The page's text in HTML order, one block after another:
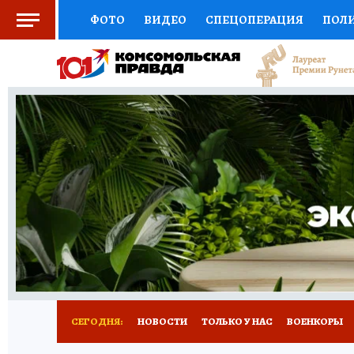
ФОТО ВИДЕО СПЕЦОПЕРАЦИЯ
СОЦПОДДЕРЖКА НАУКА СПОРТ
ВЫБОР ЭКСПЕРТОВ ДОКТОР
КНИЖНАЯ ПОЛКА ПРОГНОЗЫ НА СПОРТ
ПРЕСС-ЦЕНТР НЕДВИЖИМОСТЬ
РАДИО КП РЕКЛАМА ТЕСТЫ НОВОЕ
СЕГОДНЯ: НОВОСТИ ТОЛЬКО У НАС ВОЕНКОРЫ